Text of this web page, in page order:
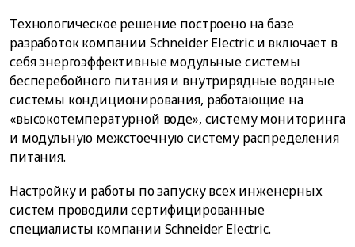
Технологическое решение построено на базе
разработок компании Schneider Electric и включает в
себя энергоэффективные модульные системы
бесперебойного питания и внутрирядные водяные
системы кондиционирования, работающие на
«высокотемпературной воде», систему мониторинга
и модульную межстоечную систему распределения
питания.
Настройку и работы по запуску всех инженерных
систем проводили сертифицированные
специалисты компании Schneider Electric.